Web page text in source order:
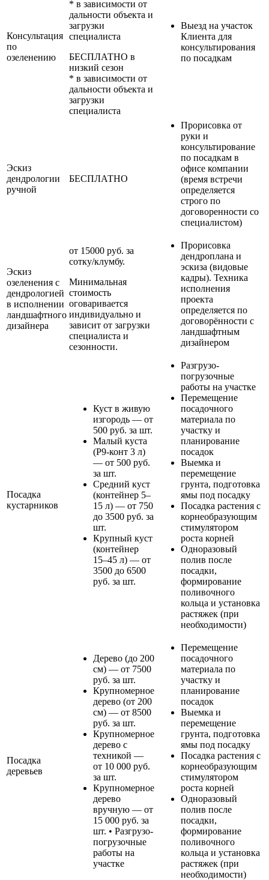
Консультация
по
озеленению
* в зависимости от
дальности объекта и
загрузки
специалиста
БЕСПЛАТНО в
низкий сезон
* в зависимости от
дальности объекта и
загрузки
специалиста
Выезд на участок
Клиента для
консультирования
по посадкам
Эскиз
дендрологии
ручной
БЕСПЛАТНО
Прорисовка от
руки и
консультирование
по посадкам в
офисе компании
(время встречи
определяется
строго по
договоренности со
специалистом)
Эскиз
озеленения с
дендрологией
в исполнении
ландшафтного
дизайнера
от 15000 руб. за
сотку/клумбу.
Минимальная
стоимость
оговаривается
индивидуально и
зависит от загрузки
специалиста и
сезонности.
Прорисовка
дендроплана и
эскиза (видовые
кадры). Техника
исполнения
проекта
определяется по
договорённости с
ландшафтным
дизайнером
Посадка
кустарников
Куст в живую
изгородь — от
500 руб. за шт.
Малый куста
(Р9-конт 3 л)
— от 500 руб.
за шт.
Средний куст
(контейнер 5–
15 л) — от 750
до 3500 руб. за
шт.
Крупный куст
(контейнер
15–45 л) — от
3500 до 6500
руб. за шт.
Разгрузо-
погрузочные
работы на участке
Перемещение
посадочного
материала по
участку и
планирование
посадок
Выемка и
перемещение
грунта, подготовка
ямы под посадку
Посадка растения с
корнеобразующим
стимулятором
роста корней
Одноразовый
полив после
посадки,
формирование
поливочного
кольца и установка
растяжек (при
необходимости)
Посадка
деревьев
Дерево (до 200
см) — от 7500
руб. за шт.
Крупномерное
дерево (от 200
см) — от 8500
руб. за шт.
Крупномерное
дерево с
техникой —
от 10 000 руб.
за шт.
Крупномерное
дерево
вручную — от
15 000 руб. за
шт. • Разгрузо-
погрузочные
работы на
участке
Перемещение
посадочного
материала по
участку и
планирование
посадок
Выемка и
перемещение
грунта, подготовка
ямы под посадку
Посадка растения с
корнеобразующим
стимулятором
роста корней
Одноразовый
полив после
посадки,
формирование
поливочного
кольца и установка
растяжек (при
необходимости)